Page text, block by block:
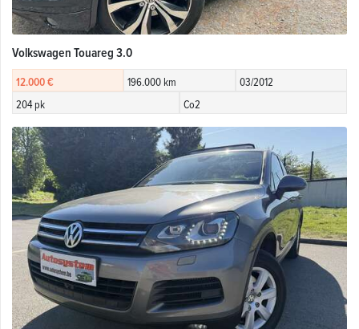
Volkswagen Touareg 3.0
12.000 € 196.000 km
03/2012
204 pk
Co2